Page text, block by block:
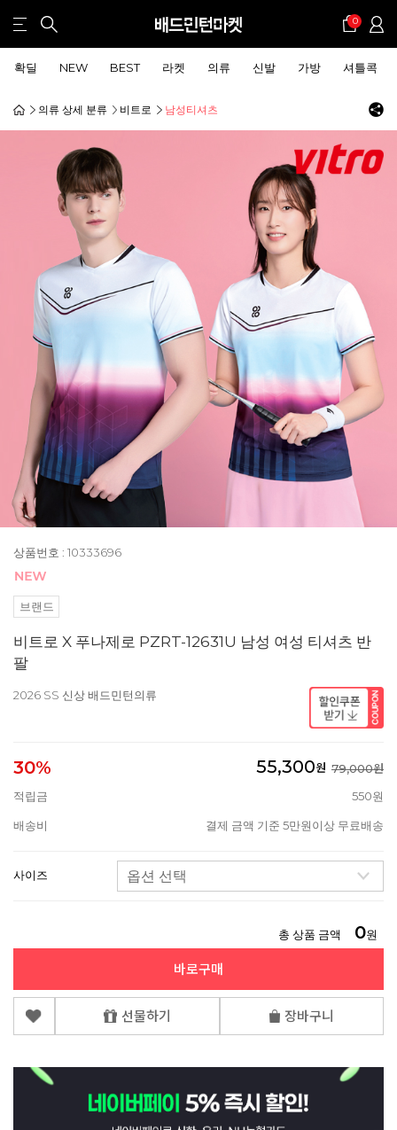
0
확딜 NEW BEST 라켓 의류 신발 가방 셔틀콕
의류 상세 분류 비트로 남성티셔츠
상품번호 : 10333696
브랜드
비트로 X 푸나제로 PZRT-12631U 남성 여성 티셔츠 반
팔
2026 SS 신상 배드민턴의류
30% 55,300원 79,000원
적립금
550원
배송비 결제 금액 기준 5만원이상 무료배송
사이즈
총 상품 금액 0원
바로구매
선물하기 장바구니